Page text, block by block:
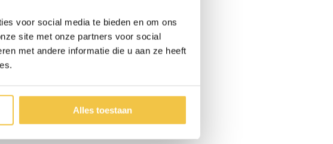
voor social media te bieden en om ons
site met onze partners voor social
met andere informatie die u aan ze heeft
Alles toestaan